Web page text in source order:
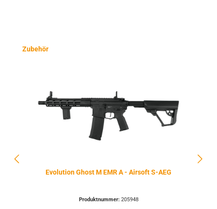
Produktgalerie überspringen
Zubehör
Evolution Ghost M EMR A - Airsoft S-AEG
Produktnummer: 205948